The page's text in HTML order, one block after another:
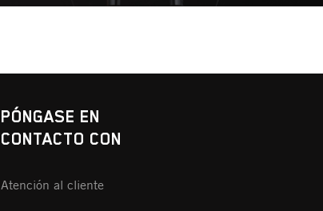
PÓNGASE EN
CONTACTO CON
Atención al cliente